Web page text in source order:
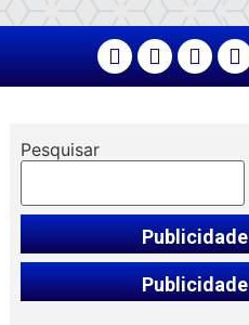
Pesquisar
Publicidade
Publicidade